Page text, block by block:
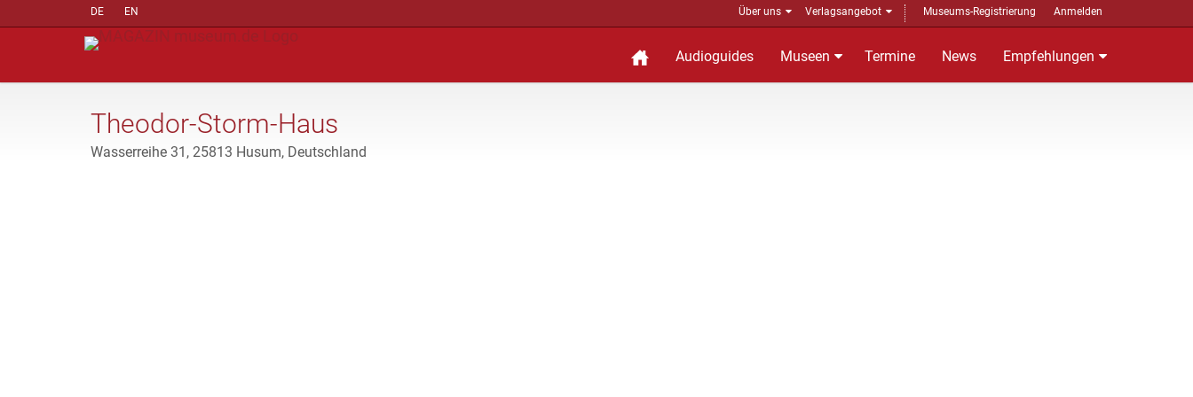
DE EN Über uns Verlagsangebot Museums-Registrierung Anmelden
Audioguides Museen Termine News Empfehlungen
Theodor-Storm-Haus
Wasserreihe 31, 25813 Husum, Deutschland